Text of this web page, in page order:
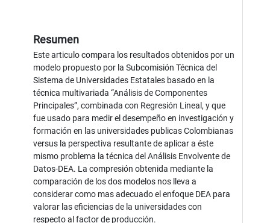
Resumen
Este articulo compara los resultados obtenidos por un
modelo propuesto por la Subcomisión Técnica del
Sistema de Universidades Estatales basado en la
técnica multivariada “Análisis de Componentes
Principales”, combinada con Regresión Lineal, y que
fue usado para medir el desempeño en investigación y
formación en las universidades publicas Colombianas
versus la perspectiva resultante de aplicar a éste
mismo problema la técnica del Análisis Envolvente de
Datos-DEA. La compresión obtenida mediante la
comparación de los dos modelos nos lleva a
considerar como mas adecuado el enfoque DEA para
valorar las eficiencias de la universidades con
respecto al factor de producción.